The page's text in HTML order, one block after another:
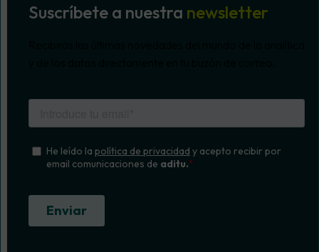
Suscríbete a nuestra newsletter